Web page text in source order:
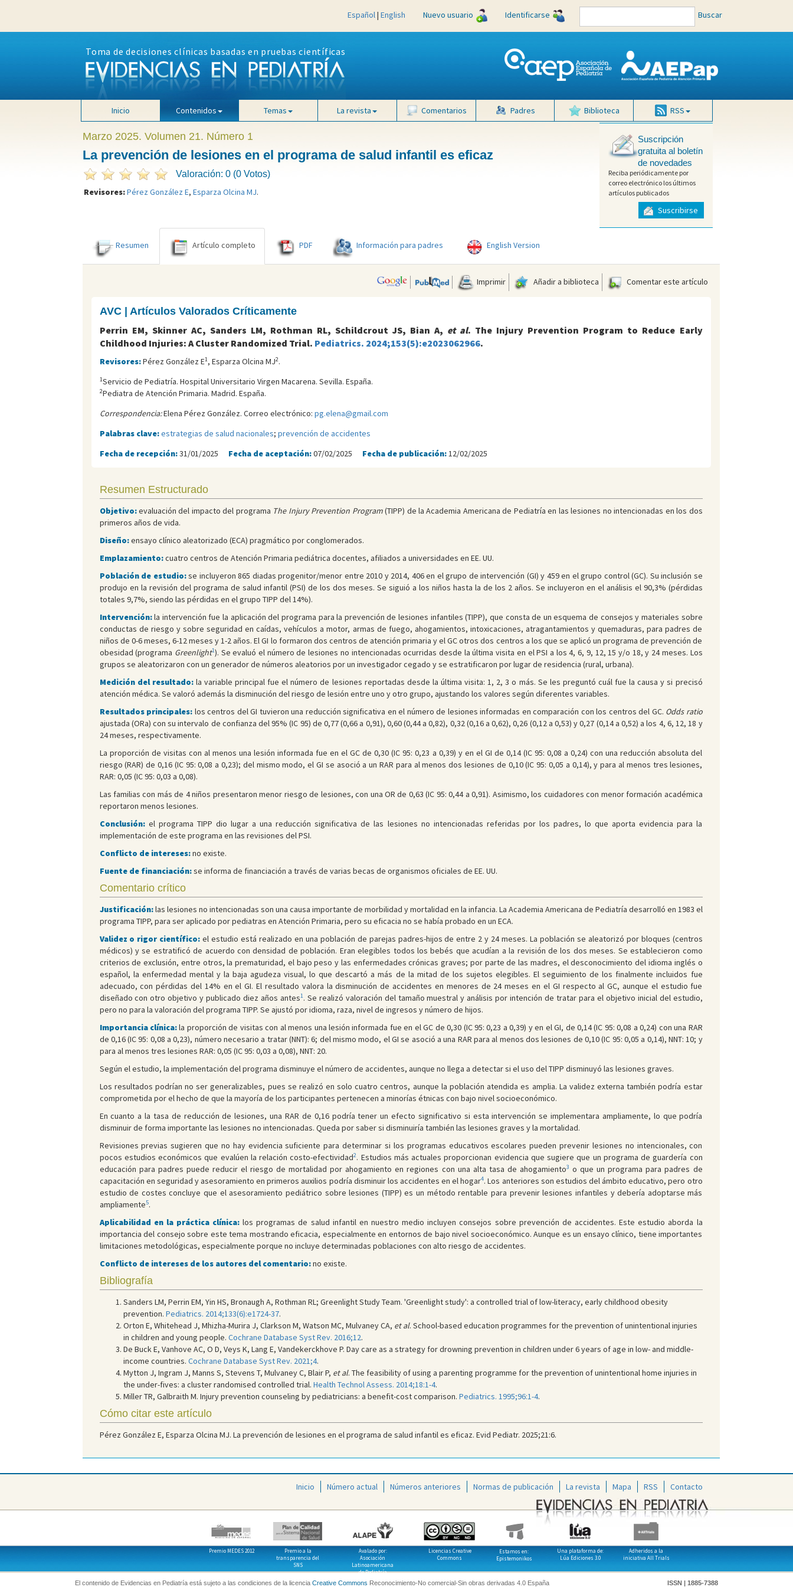
Español| English Nuevo usuario Identificarse Buscar
Toma de decisiones clínicas basadas en pruebas científicas
Inicio Contenidos Temas La revista Comentarios Padres Biblioteca RSS
Marzo 2025. Volumen 21. Número 1
La prevención de lesiones en el programa de salud infantil es eficaz
Valoración: 0 (0 Votos)
Revisores:Pérez González E, Esparza Olcina MJ.
Suscripción
gratuita al boletín
de novedades
Reciba periódicamente por
correo electrónico los últimos
artículos publicados
Suscribirse
Resumen Artículo completo PDF Información para padres English Version
Imprimir Añadir a biblioteca Comentar este artículo
AVC | Artículos Valorados Críticamente
Perrin EM, Skinner AC, Sanders LM, Rothman RL, Schildcrout JS, Bian A, et al. The Injury Prevention Program to Reduce Early
Childhood Injuries: A Cluster Randomized Trial. Pediatrics. 2024;153(5):e2023062966.
Revisores:Pérez González E1, Esparza Olcina MJ2.
1Servicio de Pediatría. Hospital Universitario Virgen Macarena. Sevilla. España.
2Pediatra de Atención Primaria. Madrid. España.
Correspondencia:Elena Pérez González. Correo electrónico: pg.elena@gmail.com
Palabras clave:estrategias de salud nacionales; prevención de accidentes
Fecha de recepción:31/01/2025 Fecha de aceptación:07/02/2025 Fecha de publicación:12/02/2025
Resumen Estructurado
Objetivo:evaluación del impacto del programa The Injury Prevention Program(TIPP) de la Academia Americana de Pediatría en las lesiones no intencionadas en los dos
primeros años de vida.
Diseño:ensayo clínico aleatorizado (ECA) pragmático por conglomerados.
Emplazamiento:cuatro centros de Atención Primaria pediátrica docentes, afiliados a universidades en EE. UU.
Población de estudio:se incluyeron 865 diadas progenitor/menor entre 2010 y 2014, 406 en el grupo de intervención (GI) y 459 en el grupo control (GC). Su inclusión se
produjo en la revisión del programa de salud infantil (PSI) de los dos meses. Se siguió a los niños hasta la de los 2 años. Se incluyeron en el análisis el 90,3% (pérdidas
totales 9,7%, siendo las pérdidas en el grupo TIPP del 14%).
Intervención:la intervención fue la aplicación del programa para la prevención de lesiones infantiles (TIPP), que consta de un esquema de consejos y materiales sobre
conductas de riesgo y sobre seguridad en caídas, vehículos a motor, armas de fuego, ahogamientos, intoxicaciones, atragantamientos y quemaduras, para padres de
niños de 0-6 meses, 6-12 meses y 1-2 años. El GI lo formaron dos centros de atención primaria y el GC otros dos centros a los que se aplicó un programa de prevención de
obesidad (programa Greenlight1). Se evaluó el número de lesiones no intencionadas ocurridas desde la última visita en el PSI a los 4, 6, 9, 12, 15 y/o 18, y 24 meses. Los
grupos se aleatorizaron con un generador de números aleatorios por un investigador cegado y se estratificaron por lugar de residencia (rural, urbana).
Medición del resultado:la variable principal fue el número de lesiones reportadas desde la última visita: 1, 2, 3 o más. Se les preguntó cuál fue la causa y si precisó
atención médica. Se valoró además la disminución del riesgo de lesión entre uno y otro grupo, ajustando los valores según diferentes variables.
Resultados principales: los centros del GI tuvieron una reducción significativa en el número de lesiones informadas en comparación con los centros del GC. Odds ratio
ajustada (ORa) con su intervalo de confianza del 95% (IC 95) de 0,77 (0,66 a 0,91), 0,60 (0,44 a 0,82), 0,32 (0,16 a 0,62), 0,26 (0,12 a 0,53) y 0,27 (0,14 a 0,52) a los 4, 6, 12, 18 y
24 meses, respectivamente.
La proporción de visitas con al menos una lesión informada fue en el GC de 0,30 (IC 95: 0,23 a 0,39) y en el GI de 0,14 (IC 95: 0,08 a 0,24) con una reducción absoluta del
riesgo (RAR) de 0,16 (IC 95: 0,08 a 0,23); del mismo modo, el GI se asoció a un RAR para al menos dos lesiones de 0,10 (IC 95: 0,05 a 0,14), y para al menos tres lesiones,
RAR: 0,05 (IC 95: 0,03 a 0,08).
Las familias con más de 4 niños presentaron menor riesgo de lesiones, con una OR de 0,63 (IC 95: 0,44 a 0,91). Asimismo, los cuidadores con menor formación académica
reportaron menos lesiones.
Conclusión:el programa TIPP dio lugar a una reducción significativa de las lesiones no intencionadas referidas por los padres, lo que aporta evidencia para la
implementación de este programa en las revisiones del PSI.
Conflicto de intereses:no existe.
Fuente de financiación:se informa de financiación a través de varias becas de organismos oficiales de EE. UU.
Comentario crítico
Justificación:las lesiones no intencionadas son una causa importante de morbilidad y mortalidad en la infancia. La Academia Americana de Pediatría desarrolló en 1983 el
programa TIPP, para ser aplicado por pediatras en Atención Primaria, pero su eficacia no se había probado en un ECA.
Validez o rigor científico: el estudio está realizado en una población de parejas padres-hijos de entre 2 y 24 meses. La población se aleatorizó por bloques (centros
médicos) y se estratificó de acuerdo con densidad de población. Eran elegibles todos los bebés que acudían a la revisión de los dos meses. Se establecieron como
criterios de exclusión, entre otros, la prematuridad, el bajo peso y las enfermedades crónicas graves; por parte de las madres, el desconocimiento del idioma inglés o
español, la enfermedad mental y la baja agudeza visual, lo que descartó a más de la mitad de los sujetos elegibles. El seguimiento de los finalmente incluidos fue
adecuado, con pérdidas del 14% en el GI. El resultado valora la disminución de accidentes en menores de 24 meses en el GI respecto al GC, aunque el estudio fue
diseñado con otro objetivo y publicado diez años antes1. Se realizó valoración del tamaño muestral y análisis por intención de tratar para el objetivo inicial del estudio,
pero no para la valoración del programa TIPP. Se ajustó por idioma, raza, nivel de ingresos y número de hijos.
Importancia clínica:la proporción de visitas con al menos una lesión informada fue en el GC de 0,30 (IC 95: 0,23 a 0,39) y en el GI, de 0,14 (IC 95: 0,08 a 0,24) con una RAR
de 0,16 (IC 95: 0,08 a 0,23), número necesario a tratar (NNT): 6; del mismo modo, el GI se asoció a una RAR para al menos dos lesiones de 0,10 (IC 95: 0,05 a 0,14), NNT: 10; y
para al menos tres lesiones RAR: 0,05 (IC 95: 0,03 a 0,08), NNT: 20.
Según el estudio, la implementación del programa disminuye el número de accidentes, aunque no llega a detectar si el uso del TIPP disminuyó las lesiones graves.
Los resultados podrían no ser generalizables, pues se realizó en solo cuatro centros, aunque la población atendida es amplia. La validez externa también podría estar
comprometida por el hecho de que la mayoría de los participantes pertenecen a minorías étnicas con bajo nivel socioeconómico.
En cuanto a la tasa de reducción de lesiones, una RAR de 0,16 podría tener un efecto significativo si esta intervención se implementara ampliamente, lo que podría
disminuir de forma importante las lesiones no intencionadas. Queda por saber si disminuiría también las lesiones graves y la mortalidad.
Revisiones previas sugieren que no hay evidencia suficiente para determinar si los programas educativos escolares pueden prevenir lesiones no intencionales, con
pocos estudios económicos que evalúen la relación costo-efectividad2. Estudios más actuales proporcionan evidencia que sugiere que un programa de guardería con
educación para padres puede reducir el riesgo de mortalidad por ahogamiento en regiones con una alta tasa de ahogamiento3 o que un programa para padres de
capacitación en seguridad y asesoramiento en primeros auxilios podría disminuir los accidentes en el hogar4. Los anteriores son estudios del ámbito educativo, pero otro
estudio de costes concluye que el asesoramiento pediátrico sobre lesiones (TIPP) es un método rentable para prevenir lesiones infantiles y debería adoptarse más
ampliamente5.
Aplicabilidad en la práctica clínica: los programas de salud infantil en nuestro medio incluyen consejos sobre prevención de accidentes. Este estudio aborda la
importancia del consejo sobre este tema mostrando eficacia, especialmente en entornos de bajo nivel socioeconómico. Aunque es un ensayo clínico, tiene importantes
limitaciones metodológicas, especialmente porque no incluye determinadas poblaciones con alto riesgo de accidentes.
Conflicto de intereses de los autores del comentario:no existe.
Bibliografía
Sanders LM, Perrin EM, Yin HS, Bronaugh A, Rothman RL; Greenlight Study Team. 'Greenlight study': a controlled trial of low-literacy, early childhood obesity
prevention. Pediatrics. 2014;133(6):e1724-37.
Orton E, Whitehead J, Mhizha-Murira J, Clarkson M, Watson MC, Mulvaney CA, et al. School-based education programmes for the prevention of unintentional injuries
in children and young people. Cochrane Database Syst Rev. 2016;12.
De Buck E, Vanhove AC, O D, Veys K, Lang E, Vandekerckhove P. Day care as a strategy for drowning prevention in children under 6 years of age in low- and middle-
income countries. Cochrane Database Syst Rev. 2021;4.
Mytton J, Ingram J, Manns S, Stevens T, Mulvaney C, Blair P, et al. The feasibility of using a parenting programme for the prevention of unintentional home injuries in
the under-fives: a cluster randomised controlled trial. Health Technol Assess. 2014;18:1-4.
Miller TR, Galbraith M. Injury prevention counseling by pediatricians: a benefit-cost comparison. Pediatrics. 1995;96:1-4.
Cómo citar este artículo
Pérez González E, Esparza Olcina MJ. La prevención de lesiones en el programa de salud infantil es eficaz. Evid Pediatr. 2025;21:6.
Inicio Número actual Números anteriores Normas de publicación La revista Mapa RSS Contacto
Premio MEDES 2012
Premio a la
transparencia del
SNS
Avalado por:
Asociación
Latinoamericana
de Pediatría
Licencias Creative
Commons
Estamos en:
Epistemonikos
Una plataforma de:
Lúa Ediciones 3.0
Adheridos a la
iniciativa All Trials
El contenido de Evidencias en Pediatría está sujeto a las condiciones de la licencia Creative Commons Reconocimiento-No comercial-Sin obras derivadas 4.0 España ISSN | 1885-7388